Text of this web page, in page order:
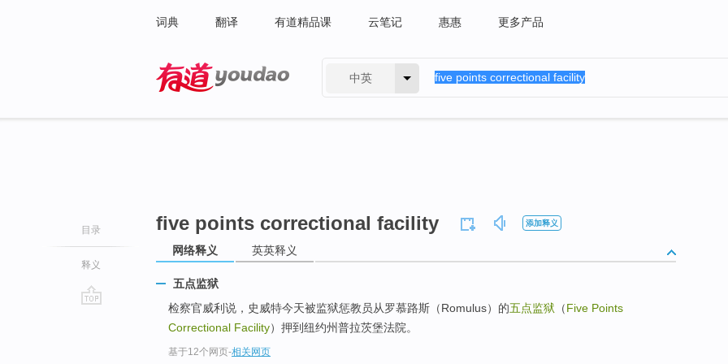
词典 翻译 有道精品课 云笔记 惠惠 更多产品
中英
目录
释义
five points correctional facility 添加释义
网络释义 英英释义
五点监狱
检察官威利说，史威特今天被监狱惩教员从罗慕路斯（Romulus）的五点监狱 （Five Points
Correctional Facility）押到纽约州普拉茨堡法院。
基于12个网页-相关网页